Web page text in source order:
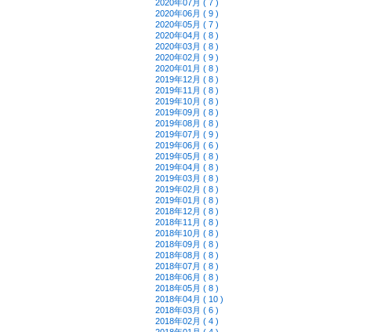
2020年07月 ( 7 )
2020年06月 ( 9 )
2020年05月 ( 7 )
2020年04月 ( 8 )
2020年03月 ( 8 )
2020年02月 ( 9 )
2020年01月 ( 8 )
2019年12月 ( 8 )
2019年11月 ( 8 )
2019年10月 ( 8 )
2019年09月 ( 8 )
2019年08月 ( 8 )
2019年07月 ( 9 )
2019年06月 ( 6 )
2019年05月 ( 8 )
2019年04月 ( 8 )
2019年03月 ( 8 )
2019年02月 ( 8 )
2019年01月 ( 8 )
2018年12月 ( 8 )
2018年11月 ( 8 )
2018年10月 ( 8 )
2018年09月 ( 8 )
2018年08月 ( 8 )
2018年07月 ( 8 )
2018年06月 ( 8 )
2018年05月 ( 8 )
2018年04月 ( 10 )
2018年03月 ( 6 )
2018年02月 ( 4 )